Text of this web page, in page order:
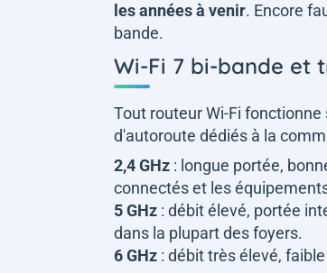
les années à venir. Encore
bande.
Wi-Fi 7 bi-bande et
Tout routeur Wi-Fi fonctionne
d'autoroute dédiés à la
2,4 GHz : longue portée,
connectés et les
5 GHz : débit élevé, portée
dans la plupart des foyers.
6 GHz : débit très élevé,